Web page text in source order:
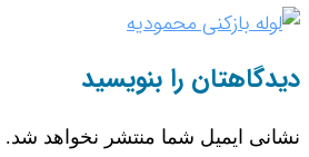
دیدگاهتان را بنویسید
نشانی ایمیل شما منتشر نخواهد شد.